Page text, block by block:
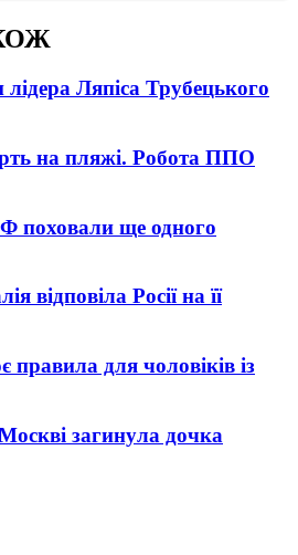
лідера Ляпіса Трубецького
на пляжі. Робота ППО
поховали ще одного
відповіла Росії на її
правила для чоловіків із
загинула дочка